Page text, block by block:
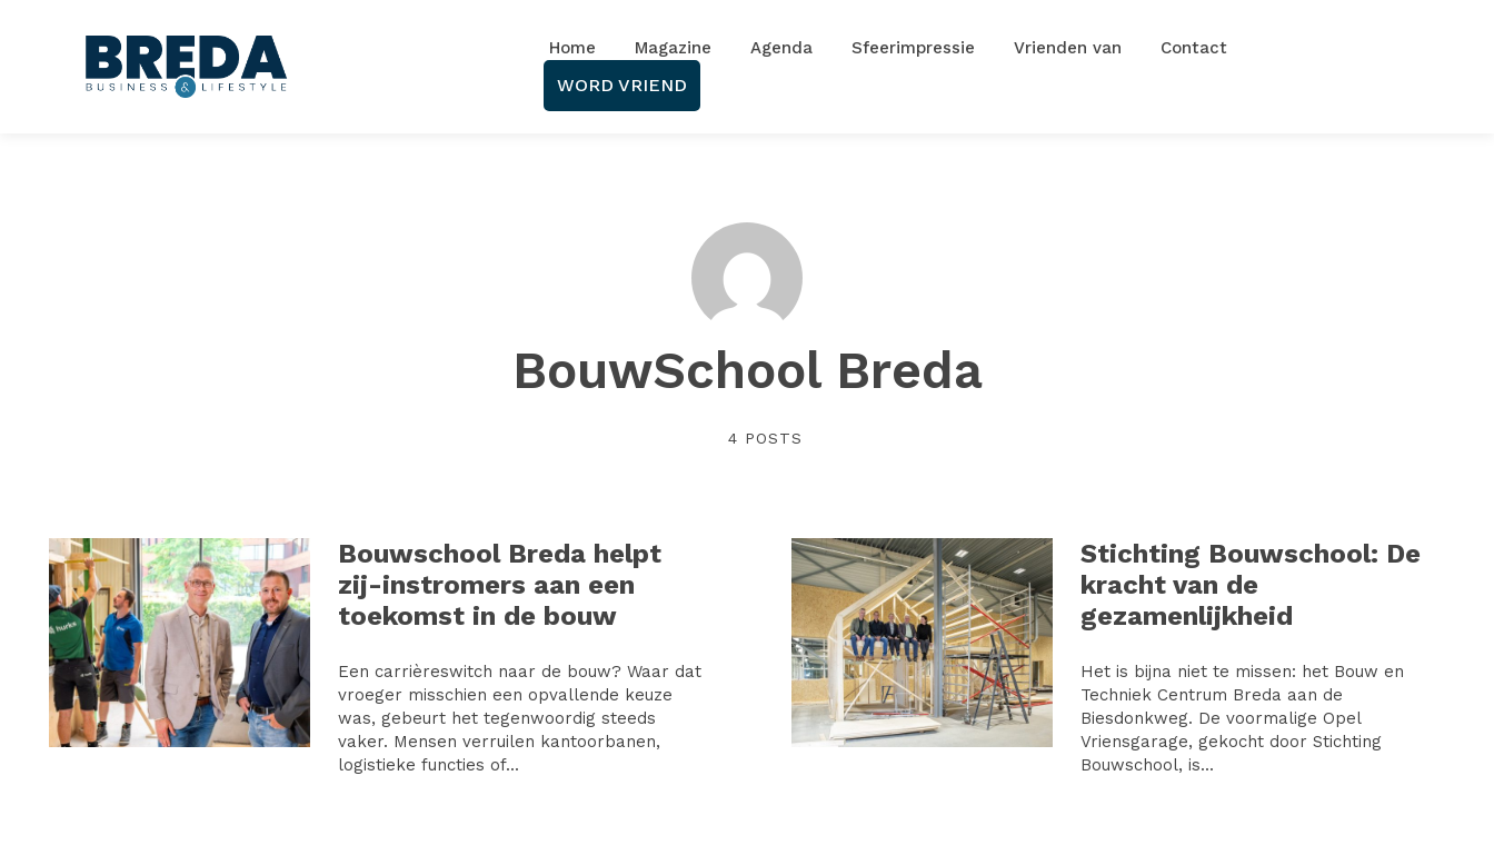
Home Magazine Agenda Sfeerimpressie Vrienden van Contact
WORD VRIEND
BouwSchool Breda
4 POSTS
Bouwschool Breda helpt
zij-instromers aan een
toekomst in de bouw
Een carrièreswitch naar de bouw? Waar dat
vroeger misschien een opvallende keuze
was, gebeurt het tegenwoordig steeds
vaker. Mensen verruilen kantoorbanen,
logistieke functies of...
Stichting Bouwschool: De
kracht van de
gezamenlijkheid
Het is bijna niet te missen: het Bouw en
Techniek Centrum Breda aan de
Biesdonkweg. De voormalige Opel
Vriensgarage, gekocht door Stichting
Bouwschool, is...